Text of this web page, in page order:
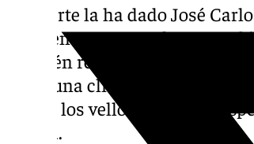
La suerte la ha dado José
que tiene su punto de venta
también recorre otras calles
avisó una clienta por la
ponen los vellos de punta.
afirma.